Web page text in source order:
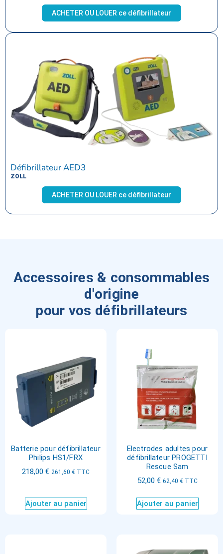
ACHETER OU LOUER ce défibrillateur
Défibrillateur AED3
ZOLL
ACHETER OU LOUER ce défibrillateur
Accessoires & consommables
d'origine
pour vos défibrillateurs
Batterie pour défibrillateur
Philips HS1/FRX
218,00 € 261,60 € TTC
Ajouter au panier
Electrodes adultes pour
défibrillateur PROGETTI
Rescue Sam
52,00 € 62,40 €TTC
Ajouter au panier